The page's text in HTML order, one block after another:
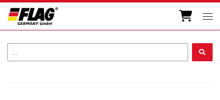
Zum Inhalt springen